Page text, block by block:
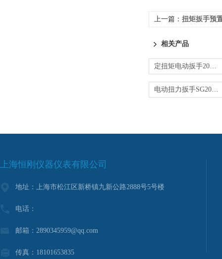
上一篇： 扭矩扳手预
相关产品
定扭矩电动扳手2000N.m厂家价格
电动扭力扳手SG2000N.m定扭矩电动扳手价格
上海恒刚仪器仪表有限公司
地址：上海市松江区新桥镇九新公路2888号5号楼
电话：
邮箱：2890345959@qq.com
传真：18101653835